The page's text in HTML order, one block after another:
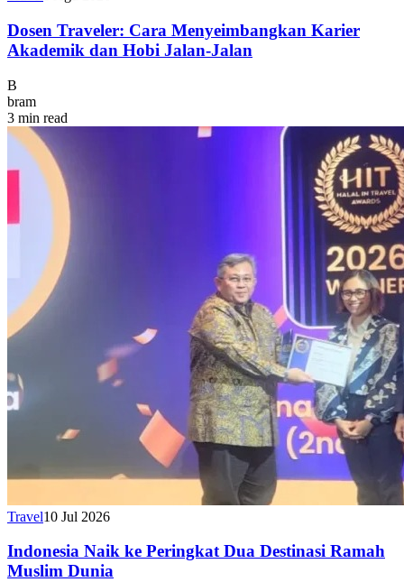
Dosen Traveler: Cara Menyeimbangkan Karier
Akademik dan Hobi Jalan-Jalan
B
bram
3 min read
Travel10 Jul 2026
Indonesia Naik ke Peringkat Dua Destinasi Ramah
Muslim Dunia